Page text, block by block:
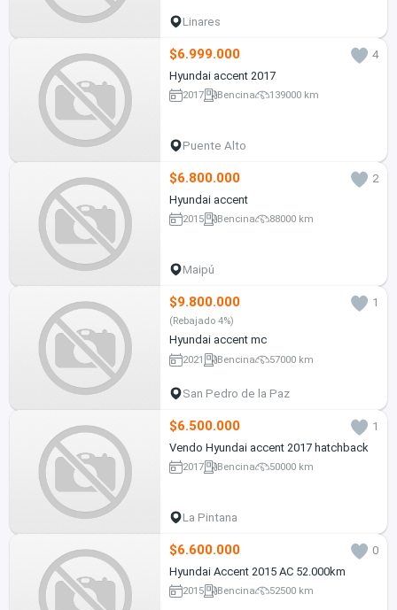
Linares
$6.999.000
4
Hyundai accent 2017
2017 Bencina 139000 km
Puente Alto
$6.800.000
2
Hyundai accent
2015 Bencina 88000 km
Maipú
$9.800.000 1
(Rebajado 4%)
Hyundai accent mc
2021 Bencina 57000 km
San Pedro de la Paz
$6.500.000
1
Vendo Hyundai accent 2017 hatchback
2017 Bencina 50000 km
La Pintana
$6.600.000
0
Hyundai Accent 2015 AC 52.000km
2015 Bencina 52500 km